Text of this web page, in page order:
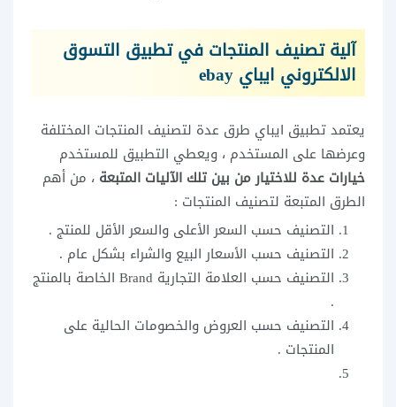
آلية تصنيف المنتجات في تطبيق التسوق
الالكتروني ايباي ebay
يعتمد تطبيق ايباي طرق عدة لتصنيف المنتجات المختلفة
وعرضها على المستخدم ، ويعطي التطبيق للمستخدم
خيارات عدة للاختيار من بين تلك الآليات المتبعة ، من أهم
الطرق المتبعة لتصنيف المنتجات :
التصنيف حسب السعر الأعلى والسعر الأقل للمنتج .
التصنيف حسب الأسعار البيع والشراء بشكل عام .
التصنيف حسب العلامة التجارية Brand الخاصة بالمنتج
.
التصنيف حسب العروض والخصومات الحالية على
المنتجات .